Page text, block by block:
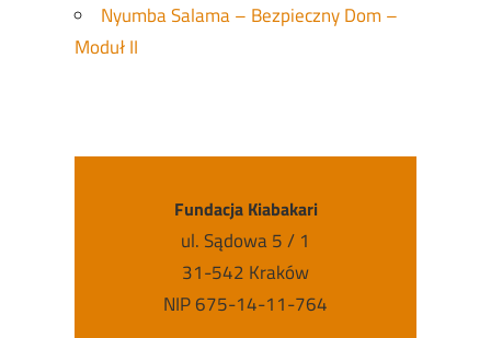
Nyumba Salama – Bezpieczny Dom –
Moduł II
Fundacja Kiabakari
ul. Sądowa 5 / 1
31-542 Kraków
NIP 675-14-11-764